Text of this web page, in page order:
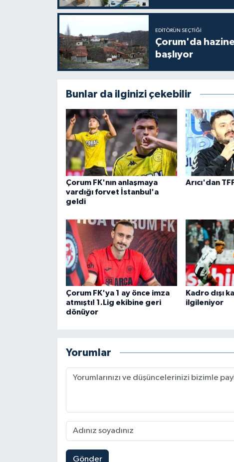
EDITÖRÜN SEÇTIĞI
Çorum'da
başlıyor
Bunlar da ilginizi çekebilir
Çorum FK'nın anlaşmaya
vardığı forvet İstanbul'a
geldi
Arıcı'dan
Çorum FK'ya 1 ay önce imza
atmıştı! 1.Lig ekibine geri
dönüyor
Kadro dışı
ilgileniyor
Yorumlar
Gönder